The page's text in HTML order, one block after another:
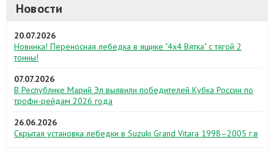
Новости
20.07.2026
Новинка! Переносная лебедка в ящике "4х4 Вятка" с тягой 2
тонны!
07.07.2026
В Республике Марий Эл выявили победителей Кубка России по
трофи-рейдам 2026 года
26.06.2026
Скрытая установка лебедки в Suzuki Grand Vitara 1998–2005 г.в